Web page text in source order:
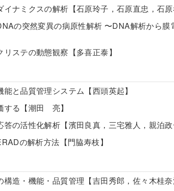
ナミクスの解析【石原玲子，石原直忠，石原
の突然変異の病原性解析 〜DNA解析から
ステの動態観察【多喜正泰】
と品質管理システム【西頭英起】
る【潮田 亮】
の活性化解析【濱田良真，三宅雅人，親泊政
の解析方法【門脇寿枝】
造・機能・品質管理【吉田秀郎，佐々木桂奈